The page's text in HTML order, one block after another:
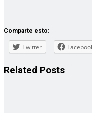
Comparte esto:
Twitter
Related Posts